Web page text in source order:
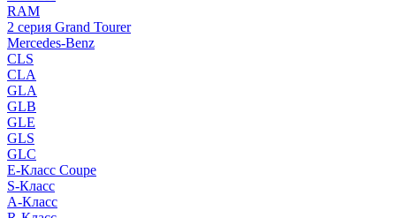
RAM
2 серия Grand Tourer
Mercedes-Benz
CLS
CLA
GLA
GLB
GLE
GLS
GLC
E-Класс Coupe
S-Класс
A-Класс